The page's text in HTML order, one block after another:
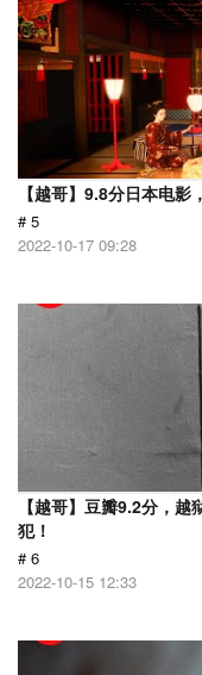
【越哥】9.8分日本电影
# 5
2022-10-17 09:28
【越哥】豆瓣9.2分，
犯！
# 6
2022-10-15 12:33